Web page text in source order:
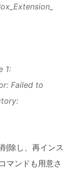
1:
Failed to
除し、再インス
マンドも用意さ